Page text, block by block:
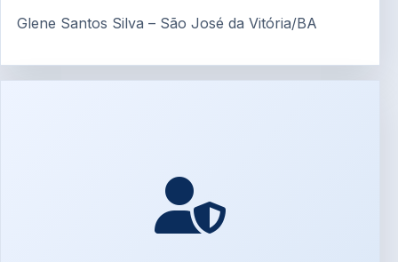
Glene Santos Silva – São José da Vitória/BA